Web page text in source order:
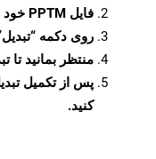
فایل PPTM خود را از دستگاه خود آپلود کنید.
روی دکمه
منتظر بمانید تا
کنید.